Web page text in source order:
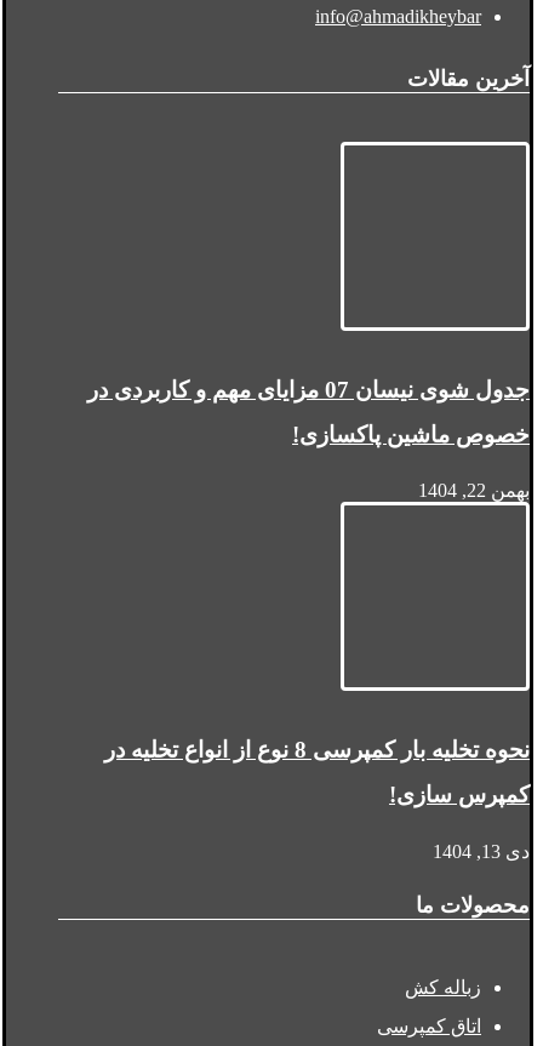
info@ahmadikheybar
آخرین مقالات
جدول شوی نیسان 07 مزایای مهم و کاربردی در
خصوص ماشین پاکسازی!
بهمن 22, 1404
نحوه تخلیه بار کمپرسی 8 نوع از انواع تخلیه در
کمپرس سازی!
دی 13, 1404
محصولات ما
زباله کش
اتاق کمپرسی